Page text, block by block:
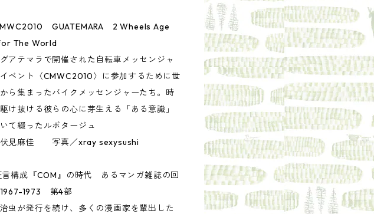
GUATEMARA 2 Wheels Age
The World
アテマラで開催された自転車メッセンジャ
ベント〈CMWC2010〉に参加するために世
ら集まったバイクメッセンジャーたち。時
け抜ける彼らの心に芽生える「ある意識」
て綴ったルポタージュ
伏見麻佳 写真／xray sexysushi
構成『COM』の時代 あるマンガ雑誌の回
1973 第4部
虫が発行を続け、多くの漫画家を輩出した